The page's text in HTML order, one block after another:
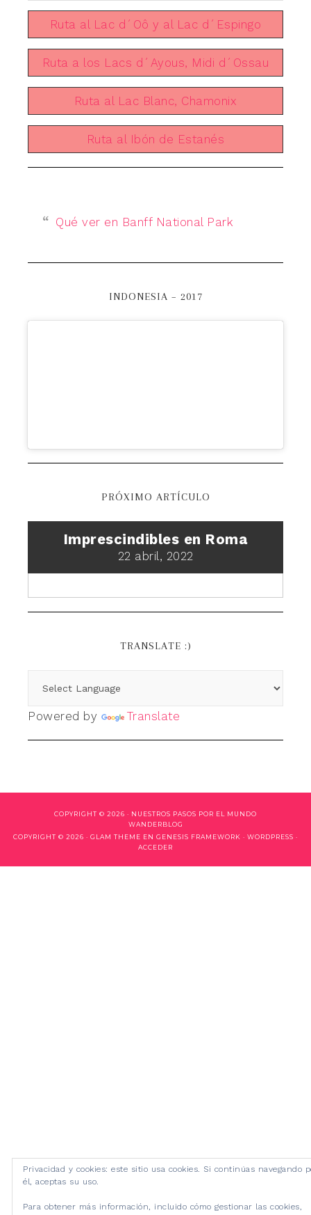
Ruta al Lac d´Oô y al Lac d´Espingo
Ruta a los Lacs d´Ayous, Midi d´Ossau
Ruta al Lac Blanc, Chamonix
Ruta al Ibón de Estanés
Qué ver en Banff National Park
INDONESIA – 2017
PRÓXIMO ARTÍCULO
Imprescindibles en Roma
22 abril, 2022
TRANSLATE :)
Powered by Translate
COPYRIGHT © 2026 · NUESTROS PASOS POR EL MUNDO
WANDERBLOG
COPYRIGHT © 2026 · GLAM THEME EN GENESIS FRAMEWORK · WORDPRESS ·
ACCEDER
Privacidad y cookies: este sitio usa cookies. Si continúas navegando
él, aceptas su uso.
Para obtener más información, incluido cómo gestionar las cookies,